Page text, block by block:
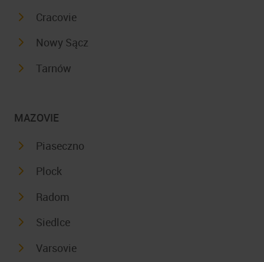
Cracovie
Nowy Sącz
Tarnów
MAZOVIE
Piaseczno
Plock
Radom
Siedlce
Varsovie